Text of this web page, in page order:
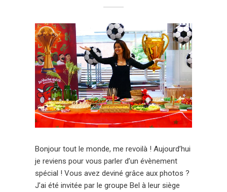
Bonjour tout le monde, me revoilà ! Aujourd’hui
je reviens pour vous parler d’un évènement
spécial ! Vous avez deviné grâce aux photos ?
J’ai été invitée par le groupe Bel à leur siège